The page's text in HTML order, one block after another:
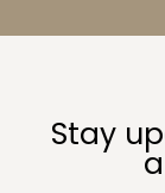
Stay